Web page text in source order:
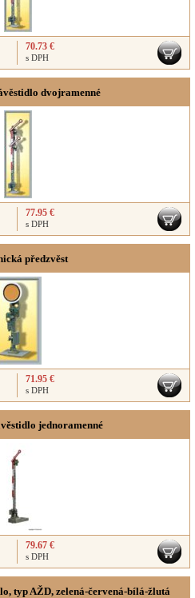
70.73 €
s DPH
dvojramenné
77.95 €
s DPH
předzvěst
71.95 €
s DPH
jednoramenné
79.67 €
s DPH
typ AŽD, zelená-červená-bílá-žlutá